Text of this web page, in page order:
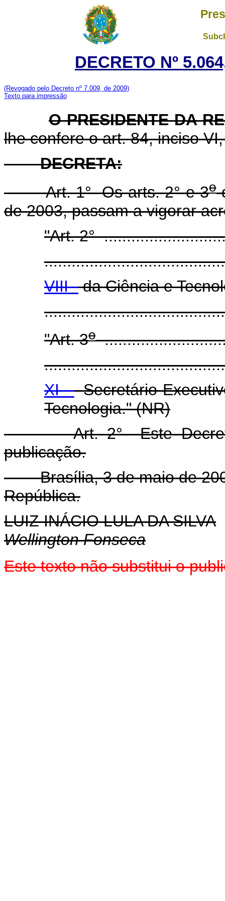
DECRETO Nº
(Revogado pelo Decreto nº 7.009, de 2009)
Texto para impressão
O PRESIDENTE DA
lhe confere o art. 84, inciso
DECRETA:
Art. 1° Os arts. 2° e 3o
de 2003, passam a vigorar
"Art. 2°
VIII -da Ciência e
"Art. 3o
XI -Secretário-
Tecnologia." (NR)
Art. 2° Este Decreto
publicação.
Brasília, 3 de maio de
República.
LUIZ INÁCIO LULA DA SILVA
Wellington Fonseca
Este texto não substitui o